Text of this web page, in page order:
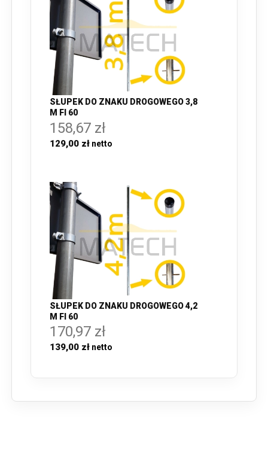
SŁUPEK DO ZNAKU DROGOWEGO 3,8
M FI 60
158,67 zł
129,00 zł
SŁUPEK DO ZNAKU DROGOWEGO 4,2
M FI 60
170,97 zł
139,00 zł